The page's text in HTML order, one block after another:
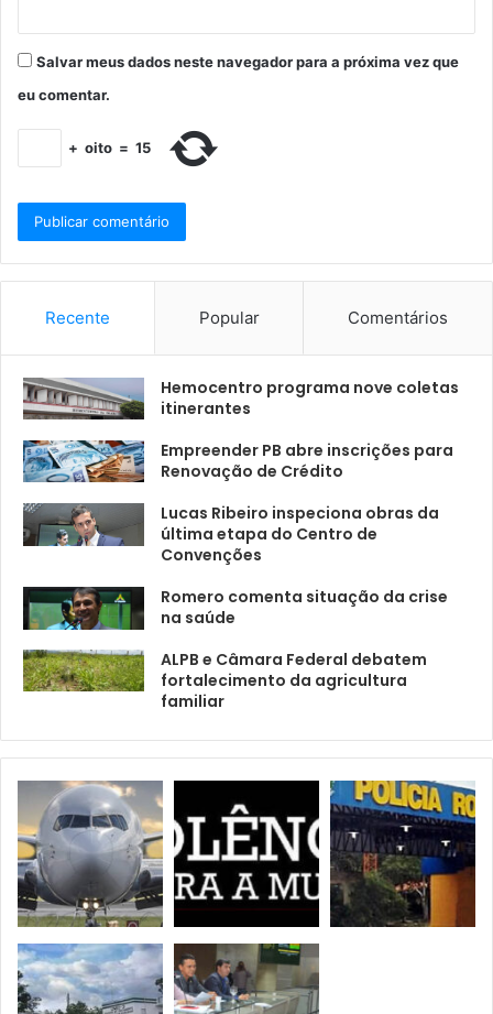
Salvar meus dados neste navegador para a próxima vez que
eu comentar.
+ oito = 15
Recente Popular Comentários
Hemocentro programa nove coletas
itinerantes
Empreender PB abre inscrições para
Renovação de Crédito
Lucas Ribeiro inspeciona obras da
última etapa do Centro de
Convenções
Romero comenta situação da crise
na saúde
ALPB e Câmara Federal debatem
fortalecimento da agricultura
familiar